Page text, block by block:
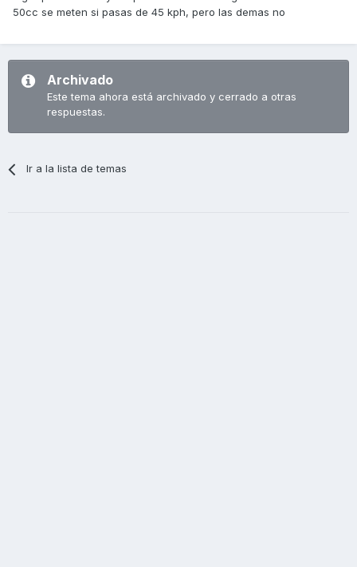
50cc se meten si pasas de 45 kph, pero las demas no
Archivado
Este tema ahora está archivado y cerrado a otras
respuestas.
Ir a la lista de temas